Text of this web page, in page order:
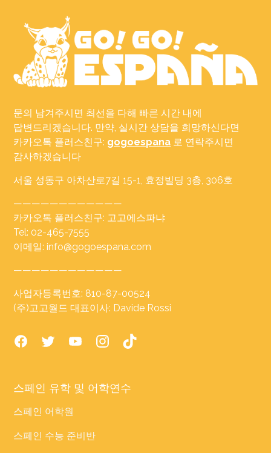
문의 남겨주시면 최선을 다해 빠른 시간 내에
답변드리겠습니다. 만약, 실시간 상담을 희망하신다면
카카오톡 플러스친구: gogoespana 로 연락주시면
감사하겠습니다
서울 성동구 아차산로7길 15-1, 효정빌딩 3층, 306호
————————————
카카오톡 플러스친구: 고고에스파냐
Tel: 02-465-7555
이메일: info@gogoespana.com
————————————
사업자등록번호: 810-87-00524
(주)고고월드 대표이사: Davide Rossi
스페인 유학 및 어학연수
스페인 어학원
스페인 수능 준비반